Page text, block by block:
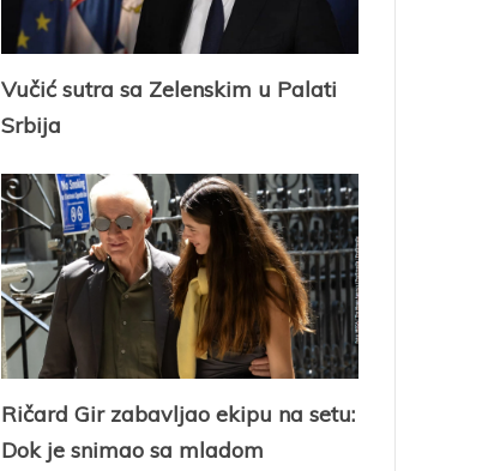
Vučić sutra sa Zelenskim u Palati
Srbija
Ričard Gir zabavljao ekipu na setu:
Dok je snimao sa mladom